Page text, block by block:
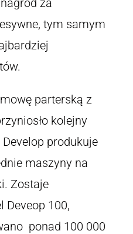
tym samym
parterską z
kolejny
produkuje
maszyny na
Zostaje
Deveop 100,
ponad 100 000